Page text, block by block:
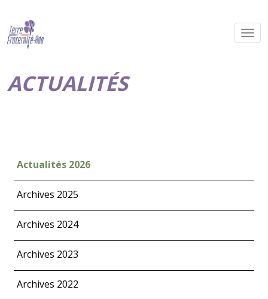
ACTUALITÉS
Actualités 2026
Archives 2025
Archives 2024
Archives 2023
Archives 2022